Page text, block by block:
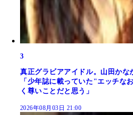
3
真正グラビアアイドル。山田か
「少年誌に載っていた"エッチな
く尊いことだと思う」
2026年08月03日 21:00